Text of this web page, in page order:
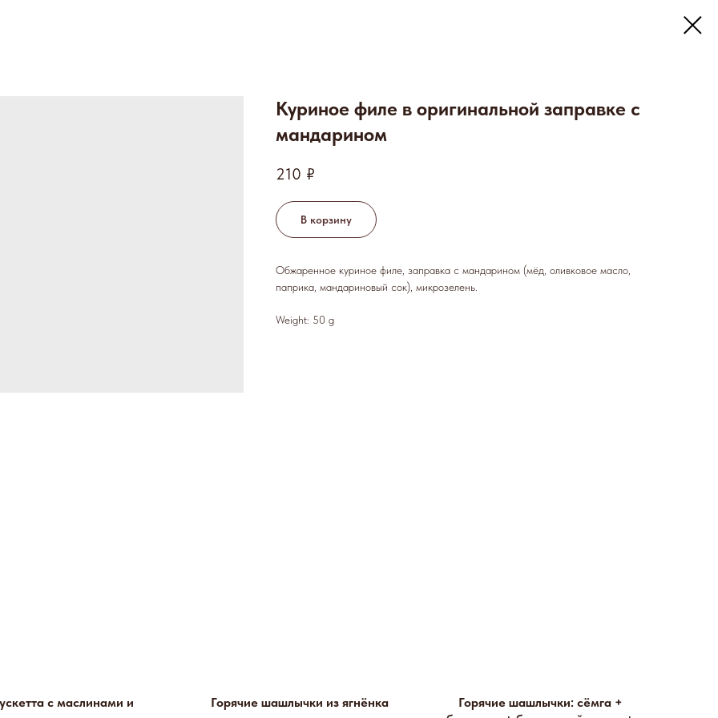
Куриное филе в оригинальной заправке с
мандарином
210 ₽
В корзину
Обжаренное куриное филе, заправка с мандарином (мёд, оливковое масло,
паприка, мандариновый сок), микрозелень.
Weight: 50 g
с маслинами и
Горячие шашлычки из ягнёнка
Горячие шашлычки: сёмга +